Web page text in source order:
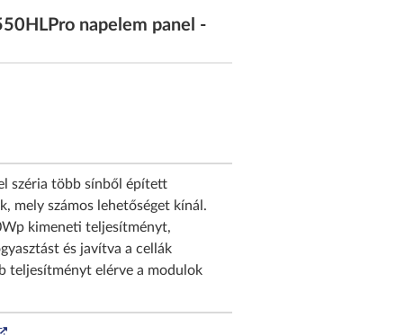
napelem panel -
széria több sínből épített
mely számos lehetőséget kínál.
kimeneti teljesítményt,
és javítva a cellák
teljesítményt elérve a modulok